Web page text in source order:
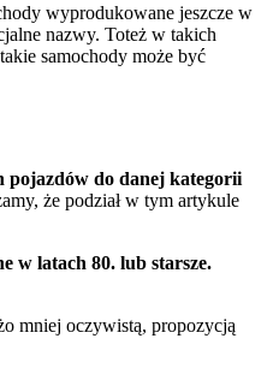
wyprodukowane jeszcze w
nazwy. Toteż w takich
samochody może być
pojazdów do danej kategorii
że podział w tym artykule
w latach 80. lub starsze.
mniej oczywistą, propozycją